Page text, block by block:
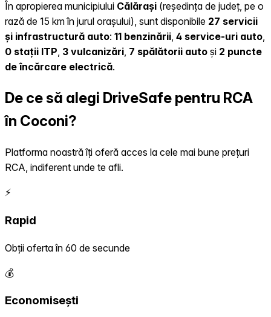
În apropierea municipiului Călărași (reședința de județ, pe o
rază de 15 km în jurul orașului), sunt disponibile 27 servicii
și infrastructură auto: 11 benzinării, 4 service-uri auto,
0 stații ITP, 3 vulcanizări, 7 spălătorii auto și 2 puncte
de încărcare electrică.
De ce să alegi DriveSafe pentru RCA
în Coconi?
Platforma noastră îți oferă acces la cele mai bune prețuri
RCA, indiferent unde te afli.
⚡
Rapid
Obții oferta în 60 de secunde
💰
Economisești